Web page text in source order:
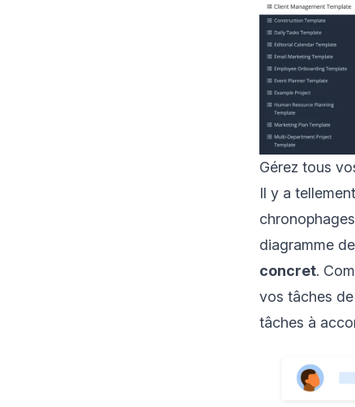
Gérez tous
Il y a
diagramme
concret.
vos tâches de
tâches à